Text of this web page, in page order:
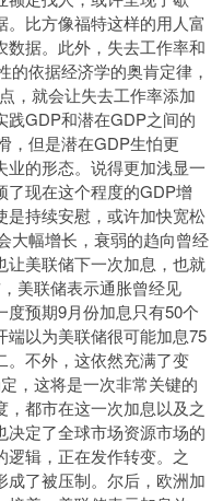
比方像福特这样的用人富
数据。此外，失去工作率和
依据经济学的奥肯定律，
，就会让失去工作率添加
践GDP和潜在GDP之间的
，但是潜在GDP生怕更
的形态。说得更加浅显一
了现在这个程度的GDP增
持续安慰，或许加快宽松
大幅增长，衰弱的趋向曾经
让美联储下一次加息，也就
美联储表示通胀曾经见
预期9月份加息只有50个
以为美联储很可能加息75
。不外，这依然充满了变
，这将是一次非常关键的
都市在这一次加息以及之
决定了全球市场资源市场的
辑，正在发作转变。之
了被压制。尔后，欧洲加